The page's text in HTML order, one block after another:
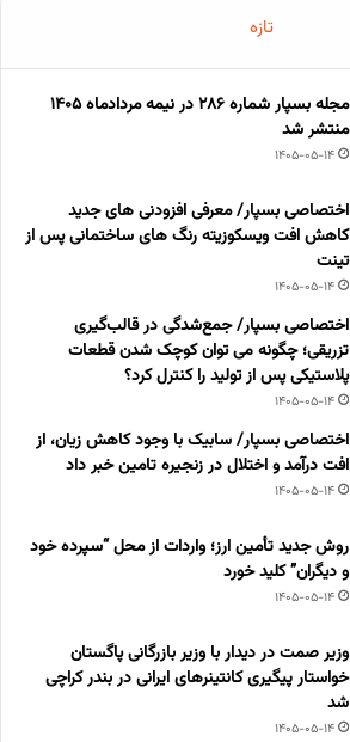
تازه
مجله بسپار شماره 286 در نیمه مردادماه 1405
منتشر شد
1405-05-14
اختصاصی بسپار/ معرفی افزودنی های جدید
کاهش افت ویسکوزیته رنگ های ساختمانی پس از
تینت
1405-05-14
اختصاصی بسپار/ جمع‌شدگی در قالب‌گیری
تزریقی؛ چگونه می توان کوچک شدن قطعات
پلاستیکی پس از تولید را کنترل کرد؟
1405-05-14
اختصاصی بسپار/ سابیک با وجود کاهش زیان، از
افت درآمد و اختلال در زنجیره تامین خبر داد
1405-05-14
روش جدید تأمین ارز؛ واردات از محل “سپرده خود
و دیگران” کلید خورد
1405-05-14
وزیر صمت در دیدار با وزیر بازرگانی پاگستان
خواستار پیگیری کانتینرهای ایرانی در بندر کراچی
شد
1405-05-14